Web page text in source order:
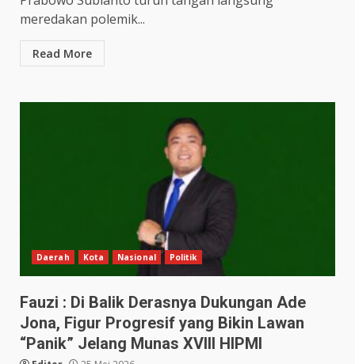
meredakan polemik...
Read More
Daerah Kota Nasional Politik
Fauzi : Di Balik Derasnya Dukungan Ade
Jona, Figur Progresif yang Bikin Lawan
“Panik” Jelang Munas XVIII HIPMI